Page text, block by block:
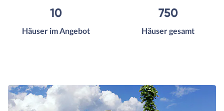
10
Häuser im Angebot
750
Häuser gesamt